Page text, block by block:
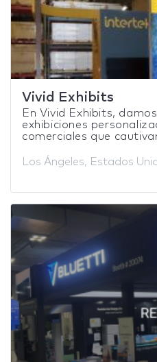
Vivid Exhibits
En Vivid Exhibits,
exhibiciones
comerciales que
Los Ángeles, Estados